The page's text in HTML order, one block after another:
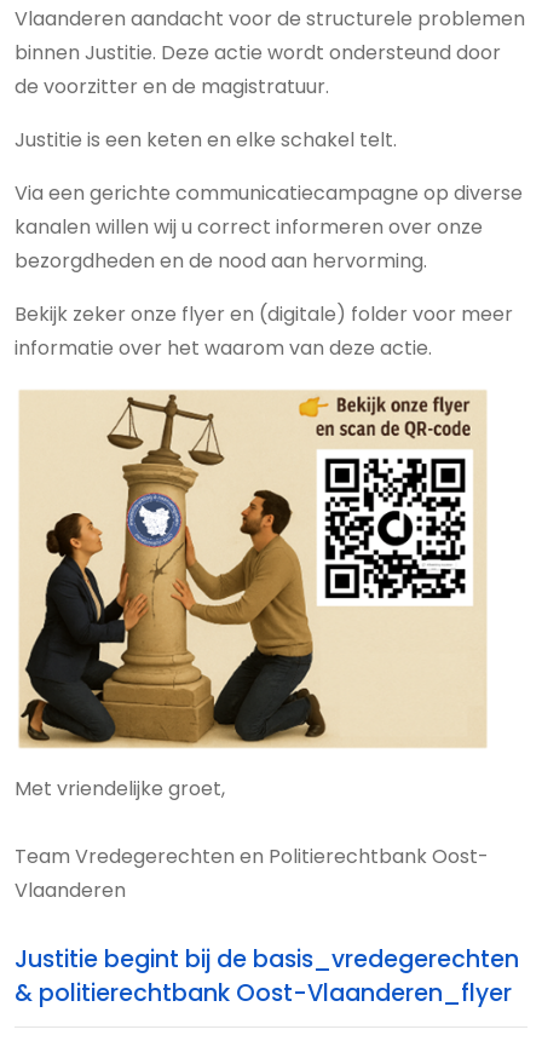
Vlaanderen aandacht voor de structurele problemen
binnen Justitie. Deze actie wordt ondersteund door
de voorzitter en de magistratuur.
Justitie is een keten en elke schakel telt.
Via een gerichte communicatiecampagne op diverse
kanalen willen wij u correct informeren over onze
bezorgdheden en de nood aan hervorming.
Bekijk zeker onze flyer en (digitale) folder voor meer
informatie over het waarom van deze actie.
Met vriendelijke groet,
Team Vredegerechten en Politierechtbank Oost-
Vlaanderen
Justitie begint bij de basis_vredegerechten
& politierechtbank Oost-Vlaanderen_flyer